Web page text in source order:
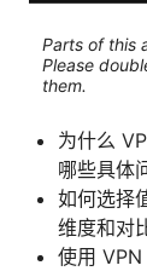
Parts of this
Please
them.
为什么
哪些具体
如何选择
维度和对
使用